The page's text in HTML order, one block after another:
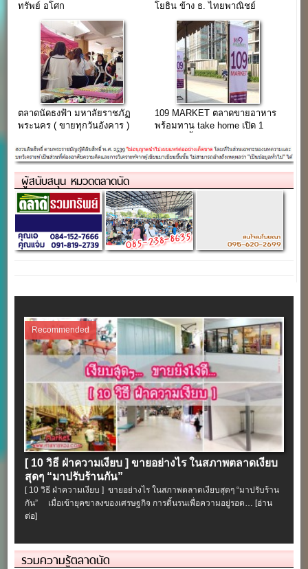
ทรัพย์ อโศก
โยธิน ข้าง ธ. ไทยพาณิชย์
ตลาดนัดธงฟ้า มหาลัยราชภัฏ
พระนคร ( ขายทุกวันอังคาร )
109 MARKET ตลาดขายอาหาร
พร้อมทาน take home เปิด 1
ผู้สนับสนุน หมวดตลาดนัด
Recommended
[ 10 วิธี ฝ่าความเงียบ ] ขายอย่างไร ในสภาพตลาดเงียบ
สุดๆ “มาปรับร้านกัน”
[ 10 วิธี ฝ่าความเงียบ ] ขายอย่างไร ในสภาพตลาดเงียบสุดๆ “มาปรับร้าน
กัน” เมื่อเข้ายุคขาลงของเศรษฐกิจ การดิ้นรนเพื่อความอยู่รอด… [อ่าน
ต่อ]
รวมความรู้ตลาดนัด